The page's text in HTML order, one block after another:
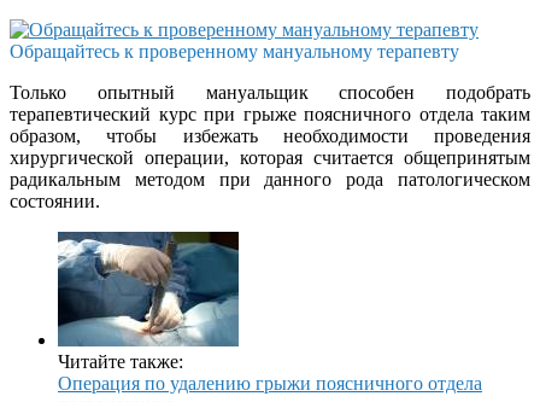
Обращайтесь к проверенному мануальному терапевту
Только опытный мануальщик способен подобрать
терапевтический курс при грыже поясничного отдела таким
образом, чтобы избежать необходимости проведения
хирургической операции, которая считается общепринятым
радикальным методом при данного рода патологическом
состоянии.
Читайте также:
Операция по удалению грыжи поясничного отдела